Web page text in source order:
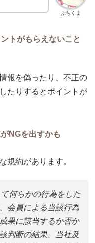
ぶちくま
トがもらえないこと
報を偽ったり、不正の
たりするとポイントが
NGを出すかも
規約があります。
何らかの行為をした
会員による当該行為
果に該当するか否か
判断の結果、当社及